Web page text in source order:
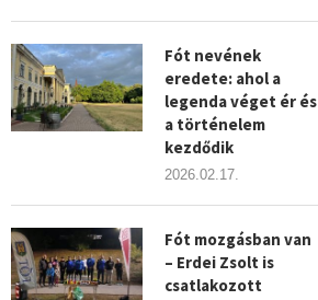
Fót nevének
eredete: ahol a
legenda véget ér és
a történelem
kezdődik
2026.02.17.
Fót mozgásban van
– Erdei Zsolt is
csatlakozott